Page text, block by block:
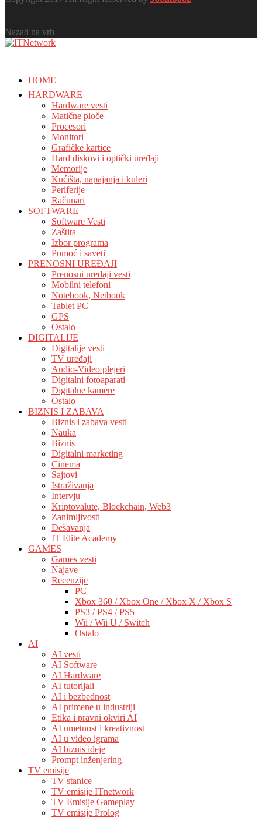
Nazad na vrh
HOME
HARDWARE
Hardware vesti
Matične ploče
Procesori
Monitori
Grafičke kartice
Hard diskovi i optički uređaji
Memorije
Kućišta, napajanja i kuleri
Periferije
Računari
SOFTWARE
Software Vesti
Zaštita
Izbor programa
Pomoć i saveti
PRENOSNI UREĐAJI
Prenosni uređaji vesti
Mobilni telefoni
Notebook, Netbook
Tablet PC
GPS
Ostalo
DIGITALIJE
Digitalije vesti
TV uređaji
Audio-Video plejeri
Digitalni fotoaparati
Digitalne kamere
Ostalo
BIZNIS I ZABAVA
Biznis i zabava vesti
Nauka
Biznis
Digitalni marketing
Cinema
Sajtovi
Istraživanja
Intervju
Kriptovalute, Blockchain, Web3
Zanimljivosti
Dešavanja
IT Elite Academy
GAMES
Games vesti
Najave
Recenzije
PC
Xbox 360 / Xbox One / Xbox X / Xbox S
PS3 / PS4 / PS5
Wii / Wii U / Switch
Ostalo
AI
AI vesti
AI Software
AI Hardware
AI tutorijali
AI i bezbednost
AI primene u industriji
Etika i pravni okviri AI
AI umetnost i kreativnost
AI u video igrama
AI biznis ideje
Prompt inženjering
TV emisije
TV stanice
TV emisije ITnetwork
TV Emisije Gameplay
TV emisije Prolog